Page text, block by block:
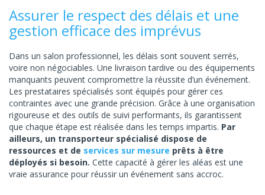
Assurer le respect des délais et une
gestion efficace des imprévus
Dans un salon professionnel, les délais sont souvent serrés,
voire non négociables. Une livraison tardive ou des équipements
manquants peuvent compromettre la réussite d’un événement.
Les prestataires spécialisés sont équipés pour gérer ces
contraintes avec une grande précision. Grâce à une organisation
rigoureuse et des outils de suivi performants, ils garantissent
que chaque étape est réalisée dans les temps impartis. Par
ailleurs, un transporteur spécialisé dispose de
ressources et de services sur mesure prêts à être
déployés si besoin. Cette capacité à gérer les aléas est une
vraie assurance pour réussir un événement sans accroc.